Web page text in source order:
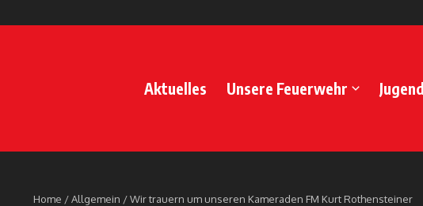
Aktuelles Unsere Feuerwehr
Home /Allgemein /Wir trauern um unseren Kameraden FM Kurt Rothensteiner